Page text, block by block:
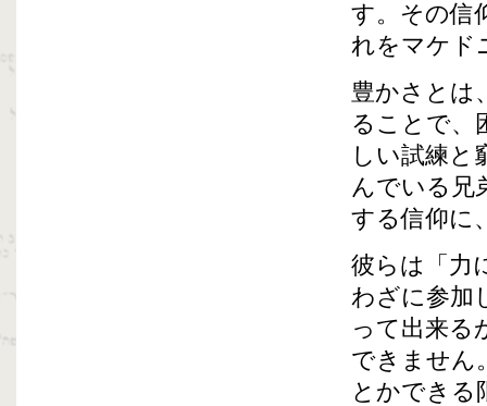
す。その信
れをマケド
豊かさとは
ることで、
しい試練と
んでいる兄
する信仰に
彼らは「力
わざに参加
って出来る
できません
とかできる